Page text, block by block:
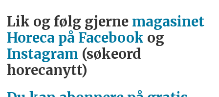
Lik og følg gjerne magasinet
Horeca på Facebook og
Instagram (søkeord
horecanytt)